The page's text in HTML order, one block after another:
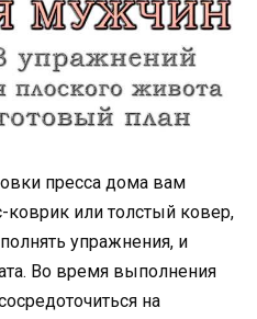
пресса дома вам
коврик или толстый ковер,
упражнения, и
Во время выполнения
на